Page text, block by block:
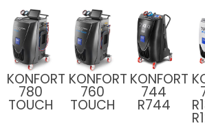
KONFORT
780
TOUCH
KONFORT
760
TOUCH
KONFORT
744
R744